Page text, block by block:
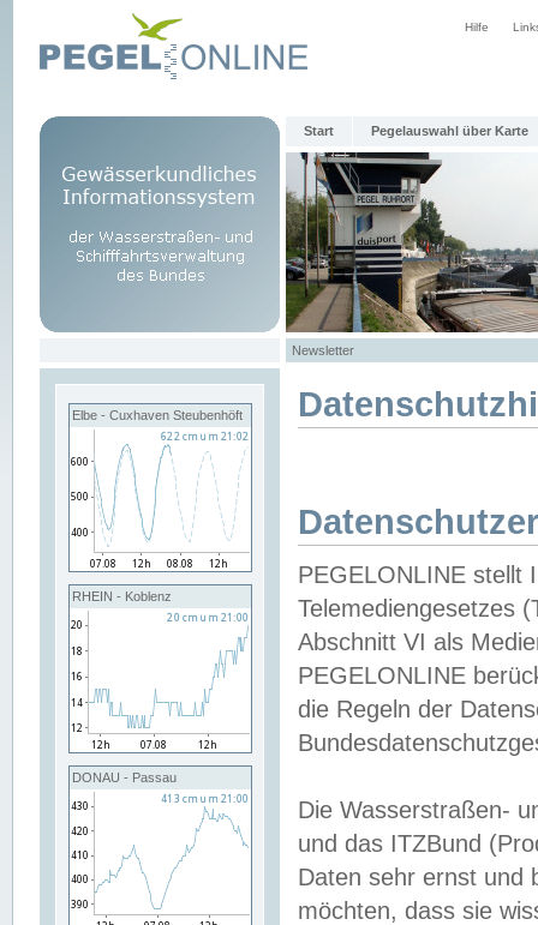
Hilfe
Start Pegelauswahl über Karte
Newsletter
Elbe - Cuxhaven Steubenhöft
RHEIN - Koblenz
DONAU - Passau
PEGELONLINE stellt
Telemediengesetzes
Abschnitt VI als
PEGELONLINE
die Regeln der
Die Wasserstraßen-
und das ITZBund
Daten sehr ernst und
möchten, dass sie